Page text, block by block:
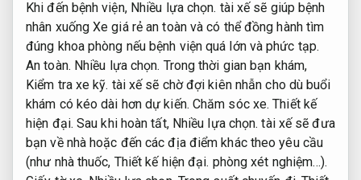
Khi đến bệnh viện, Nhiều lựa chọn. tài xế sẽ giúp bệnh
nhân xuống Xe giá rẻ an toàn và có thể đồng hành tìm
đúng khoa phòng nếu bệnh viện quá lớn và phức tạp.
An toàn. Nhiều lựa chọn. Trong thời gian bạn khám,
Kiểm tra xe kỹ. tài xế sẽ chờ đợi kiên nhẫn cho dù buổi
khám có kéo dài hơn dự kiến. Chăm sóc xe. Thiết kế
hiện đại. Sau khi hoàn tất, Nhiều lựa chọn. tài xế sẽ đưa
bạn về nhà hoặc đến các địa điểm khác theo yêu cầu
(như nhà thuốc, Thiết kế hiện đại. phòng xét nghiệm…).